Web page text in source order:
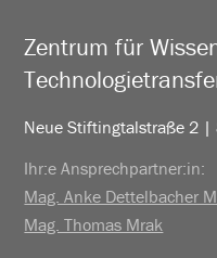
Zentrum für
Neue Stiftingtalstraße 2 |
Ihr:e Ansprechpartner:in:
Mag. Anke Dettelbacher
Mag. Thomas Mrak